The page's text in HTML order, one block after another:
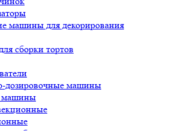
машины для декорирования
сборки тортов
дозировочные машины
машины